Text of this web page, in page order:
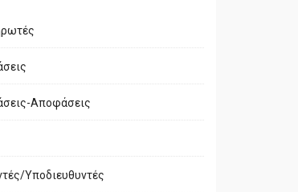
Αποφάσεις
Υποδιευθυντές